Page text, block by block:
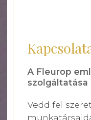
A Fleurop
szolgáltatása
Vedd fel